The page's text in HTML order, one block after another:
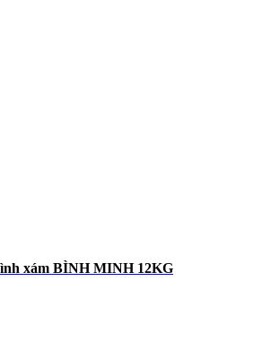
xám BÌNH MINH 12KG